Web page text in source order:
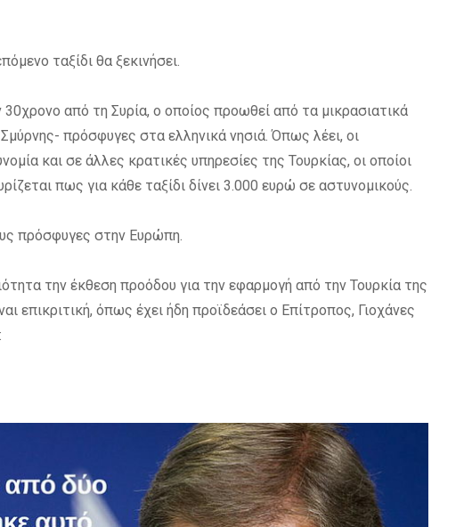
ταξίδι θα ξεκινήσει.
από τη Συρία, ο οποίος προωθεί από τα μικρασιατικά
πρόσφυγες στα ελληνικά νησιά. Όπως λέει, οι
και σε άλλες κρατικές υπηρεσίες της Τουρκίας, οι οποίοι
πως για κάθε ταξίδι δίνει 3.000 ευρώ σε αστυνομικούς.
πρόσφυγες στην Ευρώπη.
την έκθεση προόδου για την εφαρμογή από την Τουρκία της
επικριτική, όπως έχει ήδη προϊδεάσει ο Επίτροπος, Γιοχάνες